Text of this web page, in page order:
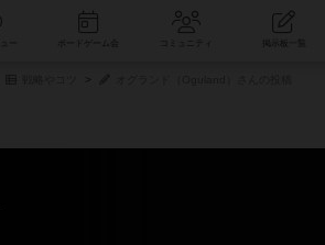
コミュニティ